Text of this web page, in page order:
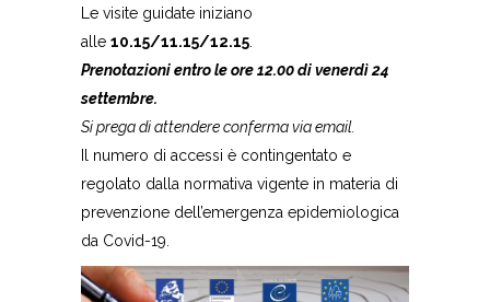
Le visite guidate iniziano
alle 10.15/11.15/12.15
Prenotazioni entro le ore 12.00 di venerdì 24
settembre.
Si prega di attendere conferma via email.
Il numero di accessi è contingentato e
regolato dalla normativa vigente in materia di
prevenzione dell’emergenza epidemiologica
da Covid-19.